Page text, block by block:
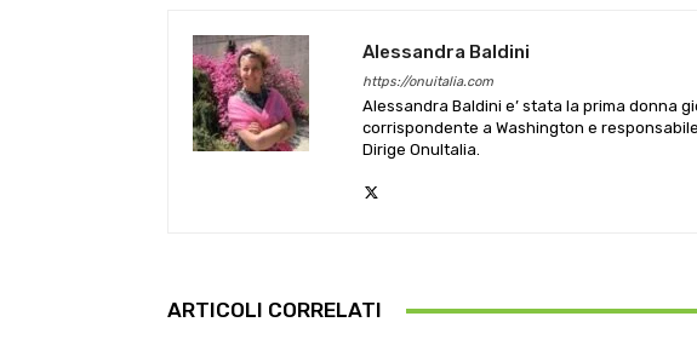
Alessandra Baldini
https://onuitalia.com
Alessandra Baldini e’ stata la prima donna
corrispondente a Washington e
Dirige OnuItalia.
ARTICOLI CORRELATI